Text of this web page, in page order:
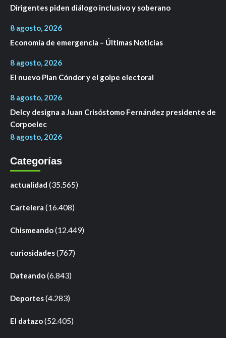
Dirigentes piden diálogo inclusivo y soberano
8 agosto, 2026
Economía de emergencia – Últimas Noticias
8 agosto, 2026
El nuevo Plan Cóndor y el golpe electoral
8 agosto, 2026
Delcy designa a Juan Crisóstomo Fernández presidente de
Corpoelec
8 agosto, 2026
Categorías
actualidad (35.565)
Cartelera (16.408)
Chismeando(12.449)
curiosidades(767)
Dateando(6.843)
Deportes(4.283)
El datazo(52.405)